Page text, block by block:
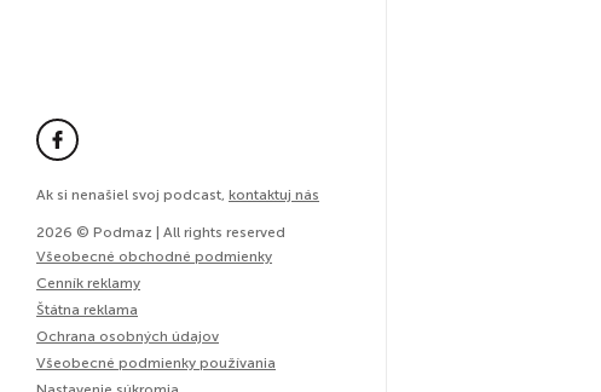
Ak si nenašiel svoj podcast, kontaktuj nás
2026 © Podmaz | All rights reserved
Všeobecné obchodné podmienky
Cenník reklamy
Štátna reklama
Ochrana osobných údajov
Všeobecné podmienky používania